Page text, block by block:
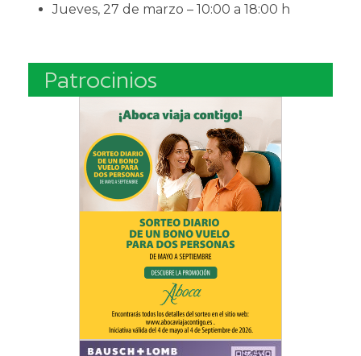
Jueves, 27 de marzo – 10:00 a 18:00 h
Patrocinios